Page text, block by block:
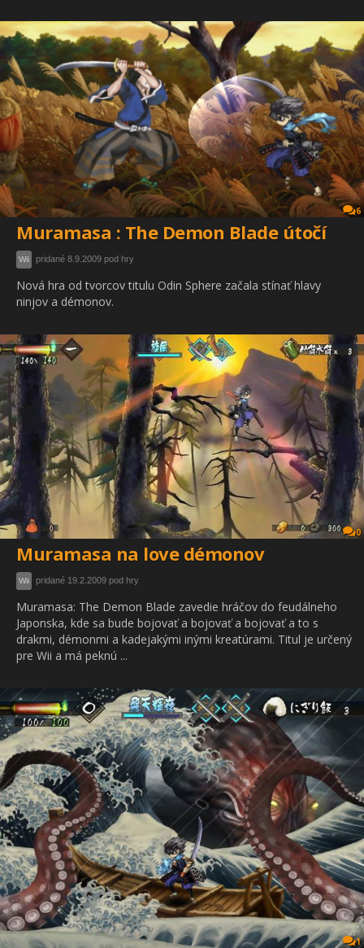
6
Muramasa : The Demon Blade útočí
Wii pridané 8.9.2009 pod hry
Nová hra od tvorcov titulu Odin Sphere začala stínať hlavy
ninjov a démonov.
0
Muramasa na love démonov
Wii pridané 19.2.2009 pod hry
Muramasa: The Demon Blade zavedie hráčov do feudálneho
Japonska, kde sa bude bojovať a bojovať a bojovať a to s
drakmi, démonmi a kadejakými inými kreatúrami. Titul je určený
pre Wii a má peknú ...
1